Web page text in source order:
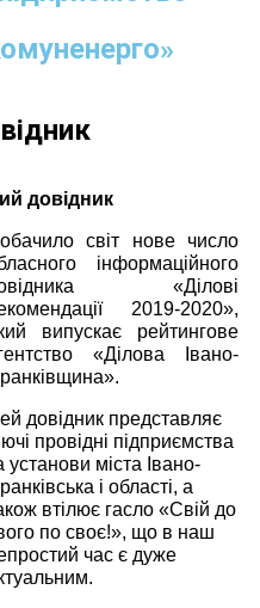
довідник
світ нове число
інформаційного
«Ділові
2019-2020»,
випускає рейтингове
«Ділова Івано-
довідник представляє
провідні підприємства
установи міста Івано-
і області, а
втілює гасло «Свій до
по своє!», що в наш
час є дуже